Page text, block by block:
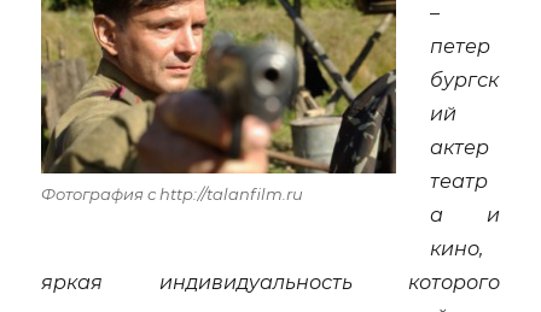
Фотография с http://talanfilm.ru
–
петер
бургск
ий
актер
театр
а и
кино,
яркая индивидуальность которого